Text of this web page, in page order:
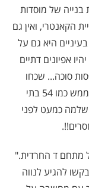
של מוסדות
הקאנטרי, ואין גם
היא גם על
אפיונים דתיים
סוכה... שכחו
במכתב לציין שהמבנים האלה יהיו בקרואנים. ממש כמו 54 בתי
ג' 1 שבנייתה הושלמה כמעט לפני
מתחם ד החרדית."
להגיע לנווה